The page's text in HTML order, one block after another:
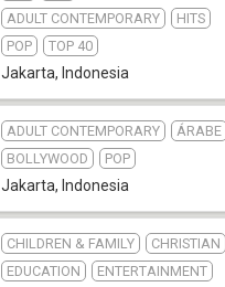
ADULT CONTEMPORARY
HITS
POP
TOP 40
Jakarta, Indonesia
ADULT CONTEMPORARY
ÁRABE
BOLLYWOOD
POP
Jakarta, Indonesia
CHILDREN & FAMILY
CHRISTIAN
EDUCATION
ENTERTAINMENT